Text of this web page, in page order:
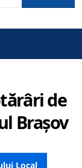
de
Brașov
Local